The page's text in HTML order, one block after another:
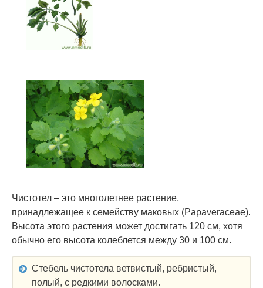
Чистотел – это многолетнее растение,
принадлежащее к семейству маковых (Papaveraceae).
Высота этого растения может достигать 120 см, хотя
обычно его высота колеблется между 30 и 100 см.
Стебель чистотела ветвистый, ребристый,
полый, с редкими волосками.